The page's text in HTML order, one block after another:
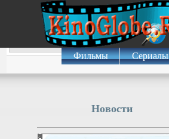
Фильмы Сериалы
Новости